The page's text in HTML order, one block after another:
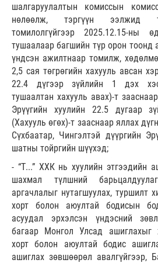
шалгаруулалтын комиссын
нөлөөлж, тэргүүн ээлжид
томилолгүйгээр 2025.12.15-ны
тушаалаар багшийн түр орон
үндсэн ажилтнаар томилж,
2,5 сая төгрөгийн хахууль авсан
22.4 дүгээр зүйлийн 1 дэх
тушаалтан хахууль авах)-т
Эрүүгийн хуулийн 22.5 дугаар
(Хахууль өгөх)-т зааснаар яллах
Сүхбаатар, Чингэлтэй дүүргийн
шатны тойргийн шүүхэд;
- “Т...” ХХК нь хуулийн этгээдийн
шахмал түлшний
аргачлалыг нутагшуулах, туршилт
хорт болон аюултай бодисын
асуудал эрхэлсэн үндэсний
багаар Монгол Улсад ашиглахыг
хорт болон аюултай бодис
ашиглах зөвшөөрөл авалгүйгээр,